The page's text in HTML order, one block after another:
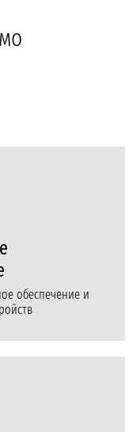
обеспечение и